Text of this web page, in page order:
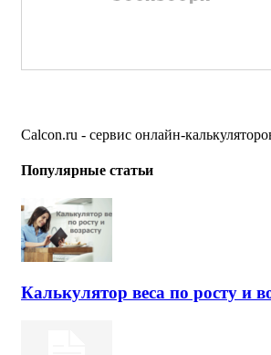
Calcon.ru - сервис онлайн-
Популярные статьи
Калькулятор веса по росту и